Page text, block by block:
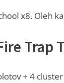
x8. Oleh
Trap
+ 4